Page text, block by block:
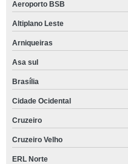
Aeroporto BSB
Altiplano Leste
Arniqueiras
Asa sul
Brasília
Cidade Ocidental
Cruzeiro
Cruzeiro Velho
ERL Norte